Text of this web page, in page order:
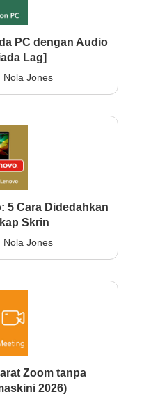
PC dengan Audio
Lag]
Nola Jones
5 Cara Didedahkan
Skrin
Nola Jones
Zoom tanpa
2026)